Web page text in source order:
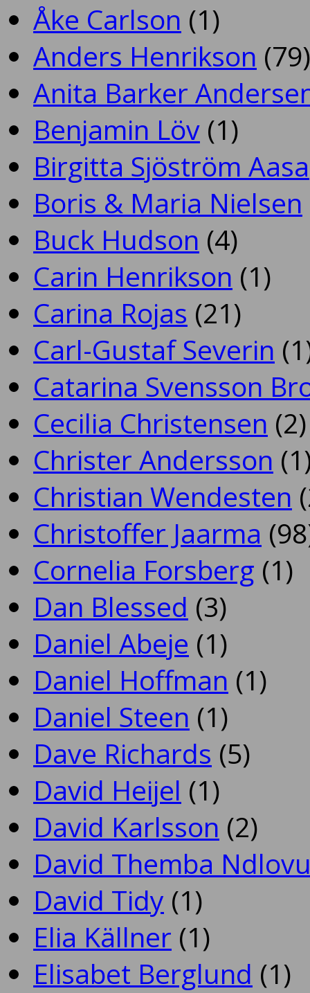
Åke Carlson (1)
Anders Henrikson (79)
Anita Barker
Benjamin Löv (1)
Birgitta Sjöström Aasa
Boris & Maria Nielsen
Buck Hudson (4)
Carin Henrikson (1)
Carina Rojas (21)
Carl-Gustaf Severin
Catarina Svensson
Cecilia Christensen (2)
Christer Andersson
Christian Wendesten
Christoffer Jaarma
Cornelia Forsberg (1)
Dan Blessed (3)
Daniel Abeje (1)
Daniel Hoffman (1)
Daniel Steen (1)
Dave Richards (5)
David Heijel (1)
David Karlsson (2)
David Themba
David Tidy (1)
Elia Källner (1)
Elisabet Berglund (1)